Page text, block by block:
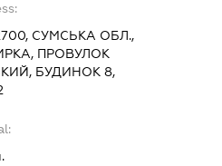
СУМСЬКА ОБЛ.,
ПРОВУЛОК
БУДИНОК 8,